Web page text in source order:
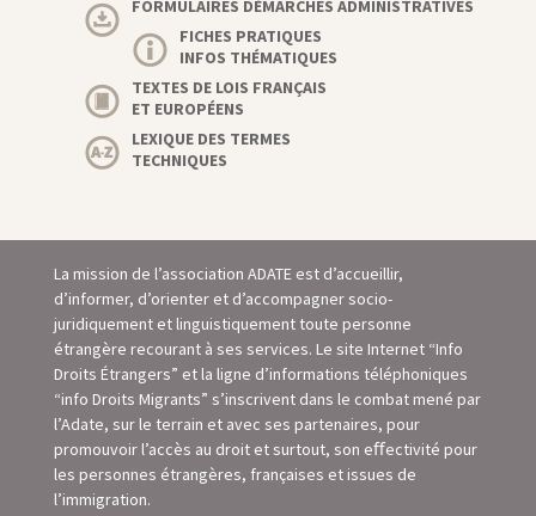
FORMULAIRES DÉMARCHES ADMINISTRATIVES
FICHES PRATIQUES
INFOS THÉMATIQUES
TEXTES DE LOIS FRANÇAIS
ET EUROPÉENS
LEXIQUE DES TERMES
TECHNIQUES
La mission de l’association ADATE est d’accueillir,
d’informer, d’orienter et d’accompagner socio-
juridiquement et linguistiquement toute personne
étrangère recourant à ses services. Le site Internet “Info
Droits Étrangers” et la ligne d’informations téléphoniques
“info Droits Migrants” s’inscrivent dans le combat mené par
l’Adate, sur le terrain et avec ses partenaires, pour
promouvoir l’accès au droit et surtout, son eﬀectivité pour
les personnes étrangères, françaises et issues de
l’immigration.